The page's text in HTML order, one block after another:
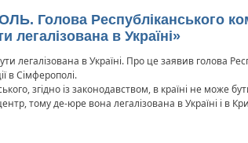
Голова Республіканського
легалізована в Україні»
легалізована в Україні. Про це заявив голова
в Сімферополі.
згідно із законодавством, в країні не може
тому де-юре вона легалізована в Україні і